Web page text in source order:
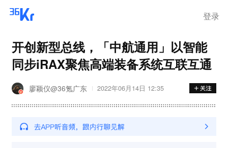
登录
开创新型总线，「中航通用」以智能
同步iRAX聚焦高端装备系统互联互通
廖颖仪@36氪广东 2022年06月14日 12:35